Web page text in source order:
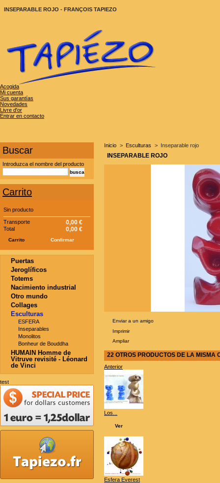
INSEPARABLE ROJO - FRANÇOIS TAPIEZO
Acogida
Mi cuenta
Sus garantías
Novedades
Livre d'or
Entrar en contacto
Buscar
Introduzca el nombre del producto
Carrito
Sin producto
Transporte 0,00 €
Total 0,00 €
Carrito Confirmar
Puertas
Jeroglíficos
Totems
Nacimiento industrial
Otro mundo
Collages
Esculturas
ESFERA
Inseparables
Monolitos
Bonheur de Bouddha
HUMAIN Homme de
Vitruve revisité - Léonard
de Vinci
test
Inicio > Esculturas > Inseparable rojo
INSEPARABLE ROJO
Enviar a un amigo
Imprimir
Ampliar
22 OTROS PRODUCTOS DE LA MISMA
Anterior
Los...
Ver
Esfera Everest